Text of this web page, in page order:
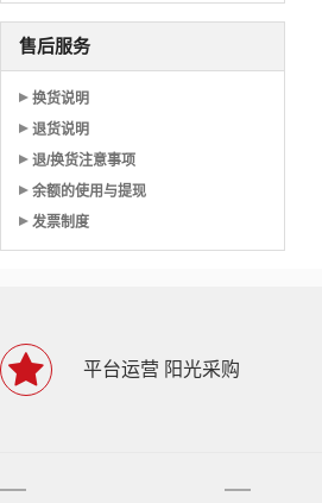
售后服务
换货说明
退货说明
退/换货注意事项
余额的使用与提现
发票制度
平台运营 阳光采购